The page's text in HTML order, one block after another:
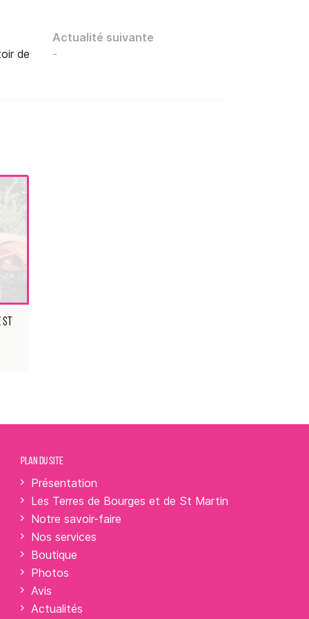
de
Actualité suivante
-
PLAN DU SITE
Présentation
Les Terres de Bourges et de St Martin
Notre savoir-faire
Nos services
Boutique
Photos
Avis
Actualités